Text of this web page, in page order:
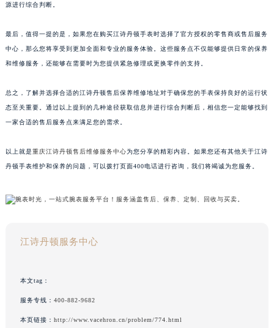
源进行综合判断。
最后，值得一提的是，如果您在购买江诗丹顿手表时选择了官方授权的零售商或售后服务
中心，那么您将享受到更加全面和专业的服务体验。这些服务点不仅能够提供日常的保养
和维修服务，还能够在需要时为您提供紧急修理或更换零件的支持。
总之，了解并选择合适的江诗丹顿售后保养维修地址对于确保您的手表保持良好的运行状
态至关重要。通过以上提到的几种途径获取信息并进行综合判断后，相信您一定能够找到
一家合适的售后服务点来满足您的需求。
以上就是重庆江诗丹顿售后维修服务中心为您分享的精彩内容。如果您还有其他关于江诗
丹顿手表维护和保养的问题，可以拨打页面400电话进行咨询，我们将竭诚为您服务。
江诗丹顿服务中心
本文tag：
服务专线： 400-882-9682
本页链接： http://www.vacehron.cn/problem/774.html